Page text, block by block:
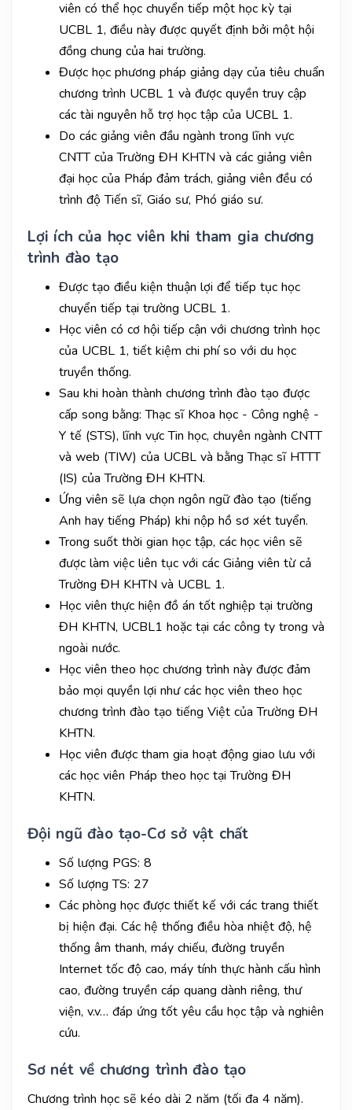
viên có thể học chuyển tiếp một học kỳ tại
UCBL 1, điều này được quyết định bởi một hội
đồng chung của hai trường.
Được học phương pháp giảng dạy của tiêu chuẩn
chương trình UCBL 1 và được quyền truy cập
các tài nguyên hỗ trợ học tập của UCBL 1.
Do các giảng viên đầu ngành trong lĩnh vực
CNTT của Trường ĐH KHTN và các giảng viên
đại học của Pháp đảm trách, giảng viên đều có
trình độ Tiến sĩ, Giáo sư, Phó giáo sư.
Lợi ích của học viên khi tham gia chương
trình đào tạo
Được tạo điều kiện thuận lợi để tiếp tục học
chuyển tiếp tại trường UCBL 1.
Học viên có cơ hội tiếp cận với chương trình học
của UCBL 1, tiết kiệm chi phí so với du học
truyền thống.
Sau khi hoàn thành chương trình đào tạo được
cấp song bằng: Thạc sĩ Khoa học - Công nghệ -
Y tế (STS), lĩnh vực Tin học, chuyên ngành CNTT
và web (TIW) của UCBL và bằng Thạc sĩ HTTT
(IS) của Trường ĐH KHTN.
Ứng viên sẽ lựa chọn ngôn ngữ đào tạo (tiếng
Anh hay tiếng Pháp) khi nộp hồ sơ xét tuyển.
Trong suốt thời gian học tập, các học viên sẽ
được làm việc liên tục với các Giảng viên từ cả
Trường ĐH KHTN và UCBL 1.
Học viên thực hiện đồ án tốt nghiệp tại trường
ĐH KHTN, UCBL1 hoặc tại các công ty trong và
ngoài nước.
Học viên theo học chương trình này được đảm
bảo mọi quyền lợi như các học viên theo học
chương trình đào tạo tiếng Việt của Trường ĐH
KHTN.
Học viên được tham gia hoạt động giao lưu với
các học viên Pháp theo học tại Trường ĐH
KHTN.
Đội ngũ đào tạo-Cơ sở vật chất
Số lượng PGS: 8
Số lượng TS: 27
Các phòng học được thiết kế với các trang thiết
bị hiện đại. Các hệ thống điều hòa nhiệt độ, hệ
thống âm thanh, máy chiếu, đường truyền
Internet tốc độ cao, máy tính thực hành cấu hình
cao, đường truyền cáp quang dành riêng, thư
viện, v.v… đáp ứng tốt yêu cầu học tập và nghiên
cứu.
Sơ nét về chương trình đào tạo
Chương trình học sẽ kéo dài 2 năm (tối đa 4 năm).